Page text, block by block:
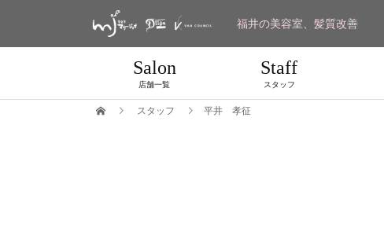
福井の美容室、髪質改善
Salon
店舗一覧
Staff
スタッフ
スタッフ 平井 孝征